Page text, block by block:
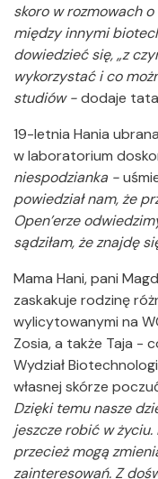
skoro w rozmowach
między innymi
dowiedzieć się, „z
wykorzystać i co
studiów -dodaje
19-letnia Hania
w laboratorium
niespodzianka -
powiedział nam, że
Open’erze
sądziłam, że znajdę
Mama Hani, pani
zaskakuje rodzinę
wylicytowanymi na
Zosia, a także Taja -
Wydział
własnej skórze
Dzięki temu nasze
jeszcze robić w
przecież mogą
zainteresowań. Z